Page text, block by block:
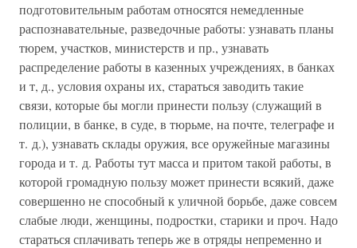
подготовительным работам относятся немедленные
распознавательные, разведочные работы: узнавать планы
тюрем, участков, министерств и пр., узнавать
распределение работы в казенных учреждениях, в банках
и т, д., условия охраны их, стараться заводить такие
связи, которые бы могли принести пользу (служащий в
полиции, в банке, в суде, в тюрьме, на почте, телеграфе и
т. д.), узнавать склады оружия, все оружейные магазины
города и т. д. Работы тут масса и притом такой работы, в
которой громадную пользу может принести всякий, даже
совершенно не способный к уличной борьбе, даже совсем
слабые люди, женщины, подростки, старики и проч. Надо
стараться сплачивать теперь же в отряды непременно и